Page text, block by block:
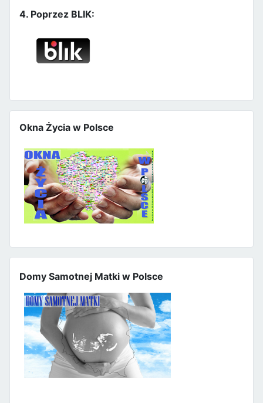
4. Poprzez BLIK:
Okna Życia w Polsce
Domy Samotnej Matki w Polsce